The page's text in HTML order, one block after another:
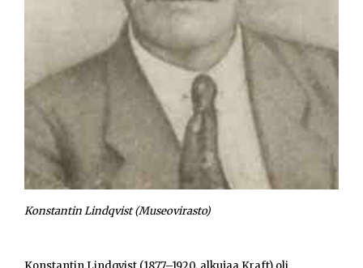
Opiskelijat
Haku:
Konstantin Lindqvist (Museovirasto)